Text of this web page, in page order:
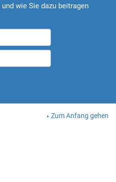
wie Sie dazu beitragen
Zum Anfang gehen